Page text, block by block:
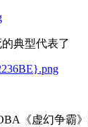
典型代表了
《虚幻争霸